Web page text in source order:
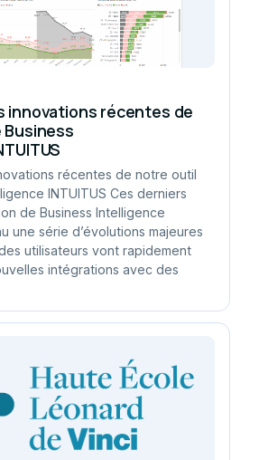
innovations récentes de
récentes de notre outil
INTUITUS Ces derniers
de Business Intelligence
une série d’évolutions majeures
utilisateurs vont rapidement
intégrations avec des